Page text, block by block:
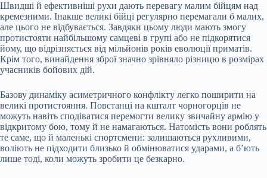
Швидші й ефективніші рухи дають перевагу малим бійцям над
кремезними. Інакше великі бійці регулярно перемагали б малих,
але цього не відбувається. Завдяки цьому люди мають змогу
протистояти найбільшому самцеві в групі або не підкорятися
йому, що відрізняється від мільйонів років еволюції приматів.
Крім того, винайдення зброї значно зрівняло різницю в розмірах
учасників бойових дій.
Базову динаміку асиметричного конфлікту легко поширити на
великі протистояння. Повстанці на кшталт чорногорців не
можуть навіть сподіватися перемогти велику звичайну армію у
відкритому бою, тому й не намагаються. Натомість вони роблять
те саме, що й маленькі спортсмени: залишаються рухливими,
воліють не підходити близько й обмінюватися ударами, а б’ють
лише тоді, коли можуть зробити це безкарно.